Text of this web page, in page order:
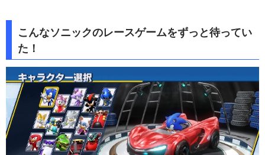
こんなソニックのレースゲームをずっと待ってい
た！